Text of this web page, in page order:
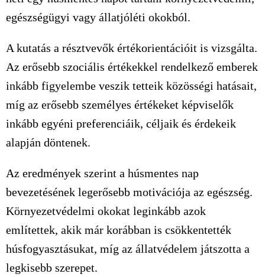
egészségügyi vagy állatjóléti okokból.
A kutatás a résztvevők értékorientációit is vizsgálta.
Az erősebb szociális értékekkel rendelkező emberek
inkább figyelembe veszik tetteik közösségi hatásait,
míg az erősebb személyes értékeket képviselők
inkább egyéni preferenciáik, céljaik és érdekeik
alapján döntenek.
Az eredmények szerint a húsmentes nap
bevezetésének legerősebb motivációja az egészség.
Környezetvédelmi okokat leginkább azok
említettek, akik már korábban is csökkentették
húsfogyasztásukat, míg az állatvédelem játszotta a
legkisebb szerepet.